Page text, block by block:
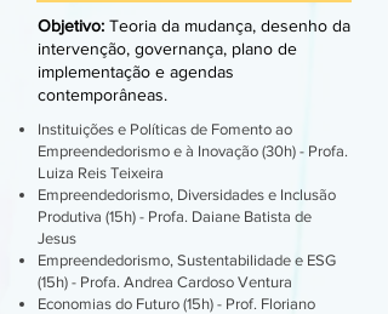
Objetivo: Teoria da mudança, desenho da
intervenção, governança, plano de
implementação e agendas
contemporâneas.
Instituições e Políticas de Fomento ao
Empreendedorismo e à Inovação (30h) - Profa.
Luiza Reis Teixeira
Empreendedorismo, Diversidades e Inclusão
Produtiva (15h) - Profa. Daiane Batista de
Jesus
Empreendedorismo, Sustentabilidade e ESG
(15h) - Profa. Andrea Cardoso Ventura
Economias do Futuro (15h) - Prof. Floriano